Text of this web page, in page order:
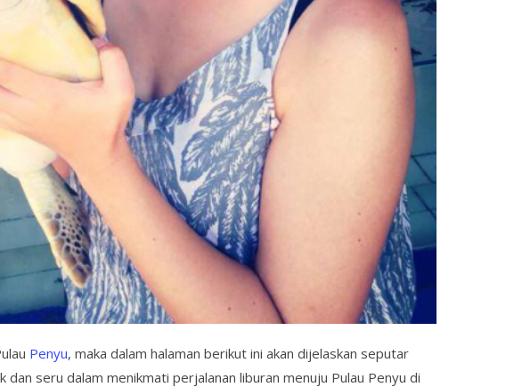
Penyu, maka dalam halaman berikut ini akan dijelaskan seputar
seru dalam menikmati perjalanan liburan menuju Pulau Penyu di